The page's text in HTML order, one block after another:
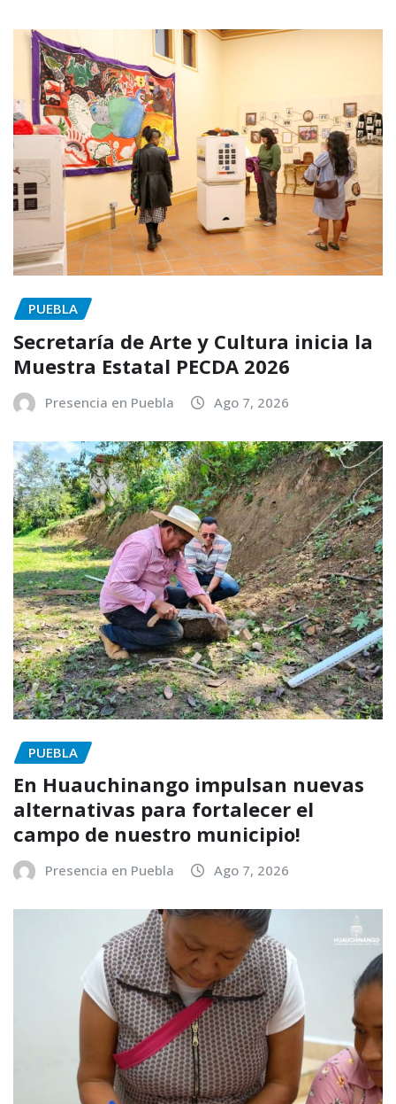
PUEBLA
Secretaría de Arte y Cultura inicia la
Muestra Estatal PECDA 2026
Presencia en Puebla Ago 7, 2026
PUEBLA
En Huauchinango impulsan nuevas
alternativas para fortalecer el
campo de nuestro municipio!
Presencia en Puebla Ago 7, 2026